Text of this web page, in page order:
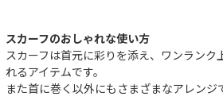
スカーフのおしゃれな使い方
スカーフは首元に彩りを添え、ワンランク
れるアイテムです。
また首に巻く以外にもさまざまなアレンジ